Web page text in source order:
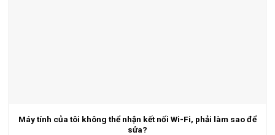
Máy tính của tôi không thể nhận kết nối Wi-Fi, phải làm sao để
sửa?